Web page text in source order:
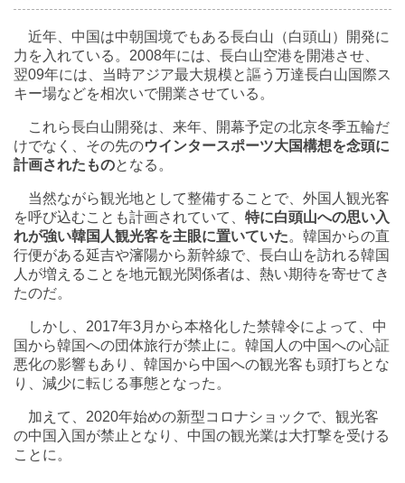
近年、中国は中朝国境でもある長白山（白頭山）開発に
力を入れている。2008年には、長白山空港を開港させ、
翌09年には、当時アジア最大規模と謳う万達長白山国際ス
キー場などを相次いで開業させている。
これら長白山開発は、来年、開幕予定の北京冬季五輪だ
けでなく、その先のウインタースポーツ大国構想を念頭に
計画されたものとなる。
当然ながら観光地として整備することで、外国人観光客
を呼び込むことも計画されていて、 特に白頭山への思い入
れが強い韓国人観光客を主眼に置いていた。韓国からの直
行便がある延吉や瀋陽から新幹線で、長白山を訪れる韓国
人が増えることを地元観光関係者は、熱い期待を寄せてき
たのだ。
しかし、2017年3月から本格化した禁韓令によって、中
国から韓国への団体旅行が禁止に。韓国人の中国への心証
悪化の影響もあり、韓国から中国への観光客も頭打ちとな
り、減少に転じる事態となった。
加えて、2020年始めの新型コロナショックで、観光客
の中国入国が禁止となり、中国の観光業は大打撃を受ける
ことに。